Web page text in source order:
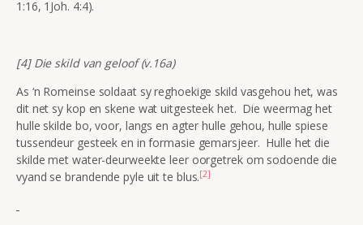
1:16, 1Joh. 4:4).
[4] Die skild van geloof (v.16a)
As ‘n Romeinse soldaat sy reghoekige skild vasgehou het, was
dit net sy kop en skene wat uitgesteek het. Die weermag het
hulle skilde bo, voor, langs en agter hulle gehou, hulle spiese
tussendeur gesteek en in formasie gemarsjeer. Hulle het die
skilde met water-deurweekte leer oorgetrek om sodoende die
vyand se brandende pyle uit te blus.[2]